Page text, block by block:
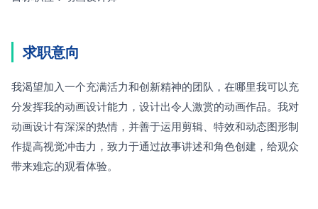
求职意向
我渴望加入一个充满活力和创新精神的团队，在哪里我可以充
分发挥我的动画设计能力，设计出令人激赏的动画作品。我对
动画设计有深深的热情，并善于运用剪辑、特效和动态图形制
作提高视觉冲击力，致力于通过故事讲述和角色创建，给观众
带来难忘的观看体验。